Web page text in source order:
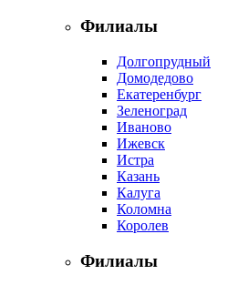
Филиалы
Долгопрудный
Домодедово
Екатеренбург
Зеленоград
Иваново
Ижевск
Истра
Казань
Калуга
Коломна
Королев
Филиалы